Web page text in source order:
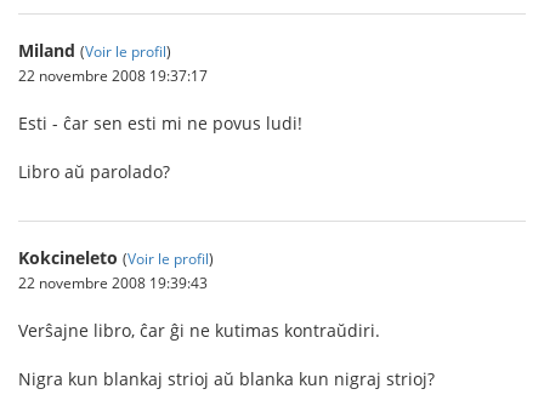
Miland (Voir le profil)
22 novembre 2008 19:37:17
Esti - ĉar sen esti mi ne povus ludi!
Libro aŭ parolado?
Kokcineleto (Voir le profil)
22 novembre 2008 19:39:43
Verŝajne libro, ĉar ĝi ne kutimas kontraŭdiri.
Nigra kun blankaj strioj aŭ blanka kun nigraj strioj?